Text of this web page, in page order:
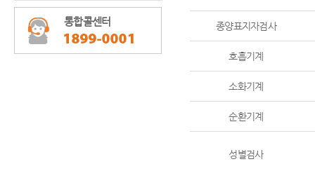
통합콜센터 종양표지자검사
호흡기계
소화기계
순환기계
성별검사